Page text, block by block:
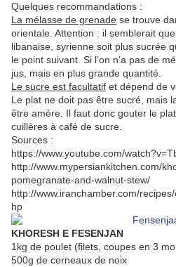
Quelques recommandations :
La mélasse de grenade se trouve
orientale. Attention : il semblerait
libanaise, syrienne soit plus sucrée
le point suivant. Si l’on n’a pas de
jus, mais en plus grande quantité.
Le sucre est facultatif et dépend de
Le plat ne doit pas être sucré, mais
être amère. Il faut donc gouter le
cuillères à café de sucre.
Sources :
https://www.youtube.com/
http://www.mypersiankitchen.com/
pomegranate-and-walnut-stew/
http://www.iranchamber.com/
hp
KHORESH E FESENJAN
1kg de poulet (filets, coupes en 3
500g de cerneaux de noix